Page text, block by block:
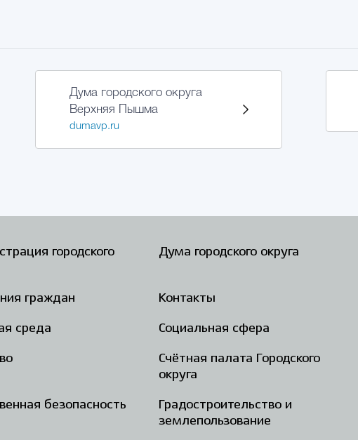
Дума городского округа
Верхняя Пышма
dumavp.ru
городского
Дума городского округа
граждан Контакты
среда Социальная сфера
Счётная палата Городского
округа
безопасность
Градостроительство и
землепользование